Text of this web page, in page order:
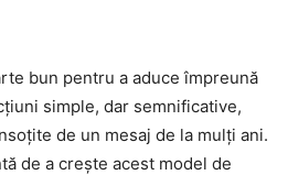
bun pentru a aduce împreună
simple, dar semnificative,
de un mesaj de la mulți ani.
de a crește acest model de